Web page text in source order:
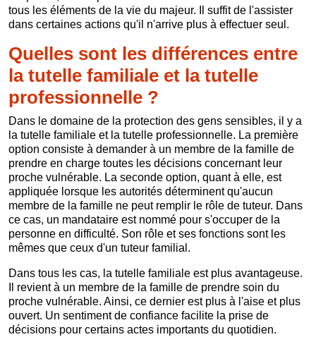
tous les éléments de la vie du majeur. Il suffit de l'assister
dans certaines actions qu'il n'arrive plus à effectuer seul.
Quelles sont les différences entre
la tutelle familiale et la tutelle
professionnelle ?
Dans le domaine de la protection des gens sensibles, il y a
la tutelle familiale et la tutelle professionnelle. La première
option consiste à demander à un membre de la famille de
prendre en charge toutes les décisions concernant leur
proche vulnérable. La seconde option, quant à elle, est
appliquée lorsque les autorités déterminent qu'aucun
membre de la famille ne peut remplir le rôle de tuteur. Dans
ce cas, un mandataire est nommé pour s'occuper de la
personne en difficulté. Son rôle et ses fonctions sont les
mêmes que ceux d'un tuteur familial.
Dans tous les cas, la tutelle familiale est plus avantageuse.
Il revient à un membre de la famille de prendre soin du
proche vulnérable. Ainsi, ce dernier est plus à l'aise et plus
ouvert. Un sentiment de confiance facilite la prise de
décisions pour certains actes importants du quotidien.